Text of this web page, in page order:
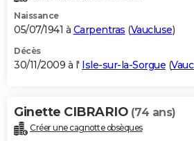
Naissance
05/07/1941 à Carpentras (Vaucluse)
Décès
30/11/2009 à l' Isle-sur-la-Sorgue (
Ginette CIBRARIO (74 ans)
Créer une cagnotte obsèques